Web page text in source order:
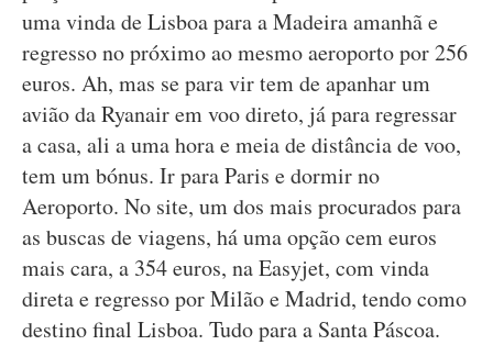
uma vinda de Lisboa para a Madeira amanhã e
regresso no próximo ao mesmo aeroporto por 256
euros. Ah, mas se para vir tem de apanhar um
avião da Ryanair em voo direto, já para regressar
a casa, ali a uma hora e meia de distância de voo,
tem um bónus. Ir para Paris e dormir no
Aeroporto. No site, um dos mais procurados para
as buscas de viagens, há uma opção cem euros
mais cara, a 354 euros, na Easyjet, com vinda
direta e regresso por Milão e Madrid, tendo como
destino final Lisboa. Tudo para a Santa Páscoa.